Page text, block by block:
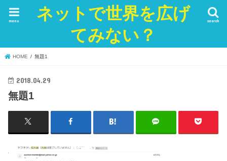
ネットで世界を広げ
てみない？
search
menu
HOME 無題1
2018.04.29
無題1